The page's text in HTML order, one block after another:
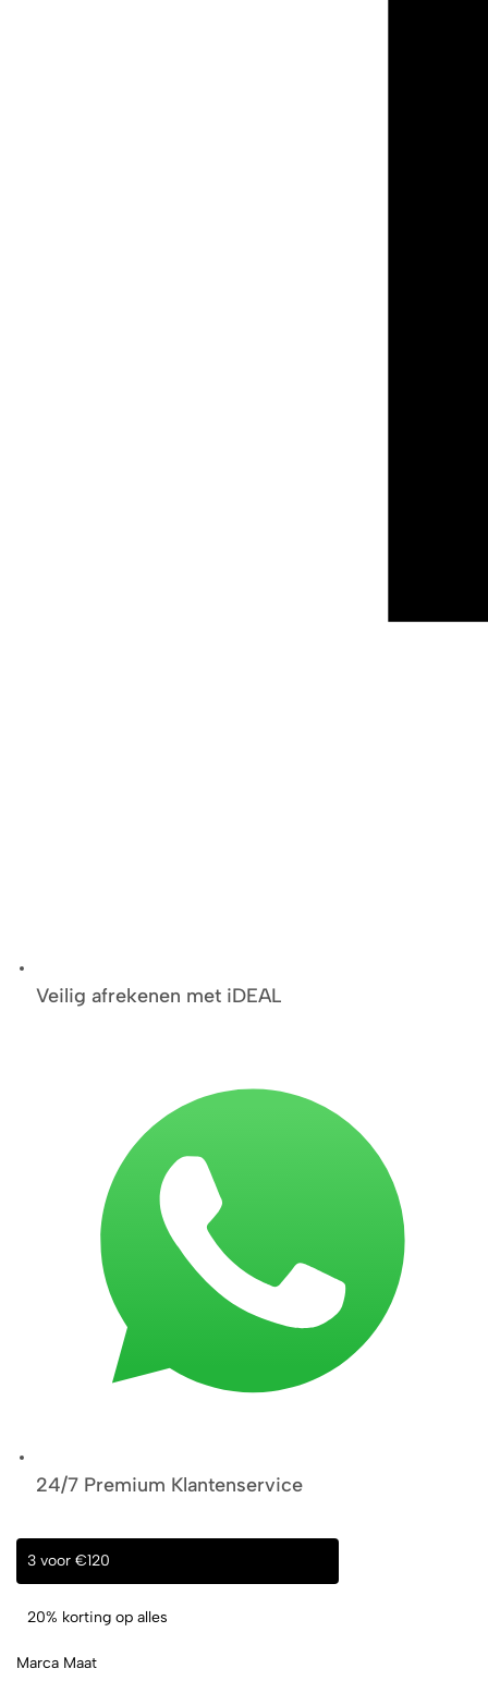
Veilig afrekenen met iDEAL
24/7 Premium Klantenservice
3 voor €120
20% korting op alles
Marca Maat